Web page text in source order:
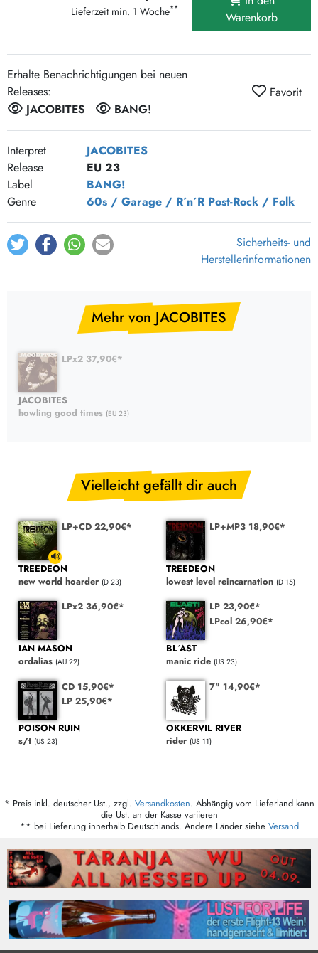
Lieferzeit min. 1 Woche**
Warenkorb
Erhalte Benachrichtigungen bei neuen
Releases:
JACOBITES
BANG!
Favorit
Interpret
JACOBITES
Release
EU 23
Label
BANG!
Genre
60s / Garage / R´n´R Post-Rock / Folk
Sicherheits- und
Herstellerinformationen
Mehr von JACOBITES
LPx2 37,90€*
JACOBITES
howling good times (EU 23)
Vielleicht gefällt dir auch
LP+CD 22,90€*
TREEDEON
new world hoarder (D 23)
LP+MP3 18,90€*
TREEDEON
lowest level reincarnation (D 15)
LPx2 36,90€*
IAN MASON
ordalias (AU 22)
LP 23,90€*
LPcol 26,90€*
BL´AST
manic ride (US 23)
CD 15,90€*
LP 25,90€*
POISON RUIN
s/t (US 23)
7" 14,90€*
OKKERVIL RIVER
rider (US 11)
* Preis inkl. deutscher Ust., zzgl. Versandkosten. Abhängig vom Lieferland kann
die Ust. an der Kasse variieren
** bei Lieferung innerhalb Deutschlands. Andere Länder siehe Versand